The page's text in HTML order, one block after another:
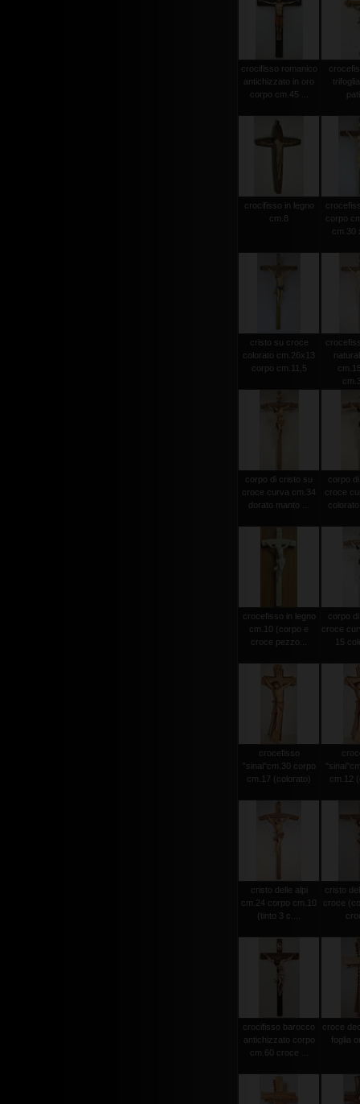
crocifisso romanico
antichizzato in oro
corpo cm.45 ...
crocifisso in legno
cm.8
corpo
cm.30
cristo su croce
colorato cm.26x13
corpo cm.11,5
corpo di cristo su
croce curva cm.34
dorato manto ...
corpo
croce
crocefisso in legno
cm.10 (corpo e
croce pezzo...
corpo
croce
15
crocefisso
"sinai"cm.30 corpo
cm.17 (colorato)
cm.12
cristo delle alpi
cm.24 corpo cm.10
(tinto 3 c....
cristo
croce
crocifisso barocco
antichizzato corpo
cm.60 croce ...
croce
foglia